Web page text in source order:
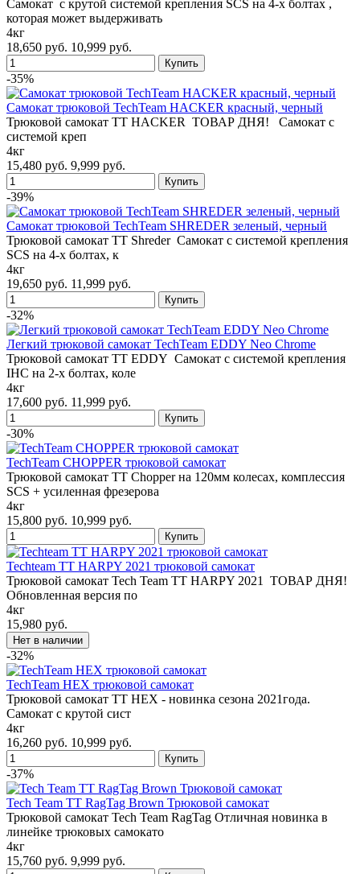
Самокат с крутой системой крепления SCS на 4-х болтах ,
которая может выдерживать
4кг
18,650 руб. 10,999 руб.
-35%
Самокат трюковой TechTeam HACKER красный, черный
Трюковой самокат TT HACKER ТОВАР ДНЯ! Самокат c
системой креп
4кг
15,480 руб. 9,999 руб.
-39%
Самокат трюковой TechTeam SHREDER зеленый, черный
Трюковой самокат TT Shreder Самокат c системой крепления
SCS на 4-х болтах, к
4кг
19,650 руб. 11,999 руб.
-32%
Легкий трюковой самокат TechTeam EDDY Neo Chrome
Трюковой самокат TT EDDY Самокат c системой крепления
IHC на 2-х болтах, коле
4кг
17,600 руб. 11,999 руб.
-30%
TechTeam CHOPPER трюковой самокат
Трюковой самокат TT Chopper на 120мм колесах, комплессия
SCS + усиленная фрезерова
4кг
15,800 руб. 10,999 руб.
Techteam TT HARPY 2021 трюковой самокат
Трюковой самокат Tech Team TT HARPY 2021 ТОВАР ДНЯ!
Обновленная версия по
4кг
15,980 руб.
-32%
TechTeam HEX трюковой самокат
Трюковой самокат TT HEX - новинка сезона 2021года.
Самокат с крутой сист
4кг
16,260 руб. 10,999 руб.
-37%
Tech Team TT RagTag Brown Трюковой самокат
Трюковой самокат Tech Team RagTag Отличная новинка в
линейке трюковых самокато
4кг
15,760 руб. 9,999 руб.